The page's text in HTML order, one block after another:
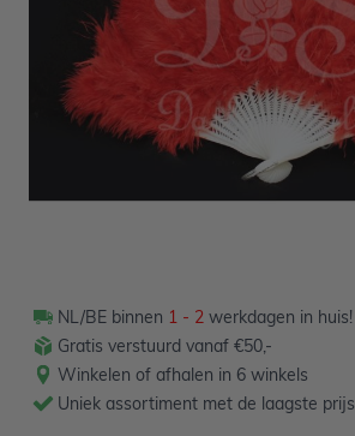
1,50 Verpakt per 1 stuk
NL/BE binnen 1 - 2 werkdagen in huis!
Gratis verstuurd vanaf €50,-
Winkelen of afhalen in 6 winkels
Uniek assortiment met de laagste